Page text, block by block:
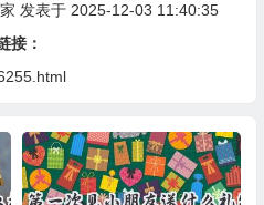
发表于 2025-12-03 11:40:35
接：